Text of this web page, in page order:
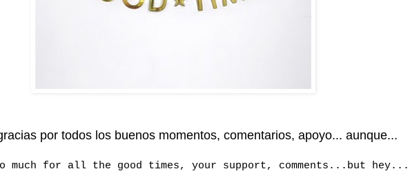
por todos los buenos momentos, comentarios, apoyo... aunque...
much for all the good times, your support, comments...but hey...